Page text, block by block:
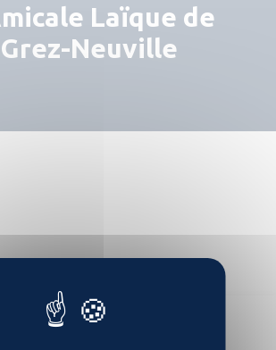
Laïque de
Grez-Neuville